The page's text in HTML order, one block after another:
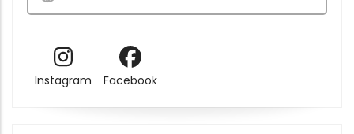
Instagram Facebook